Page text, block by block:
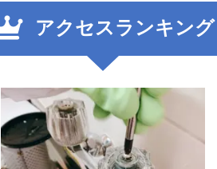
アクセスランキング
2